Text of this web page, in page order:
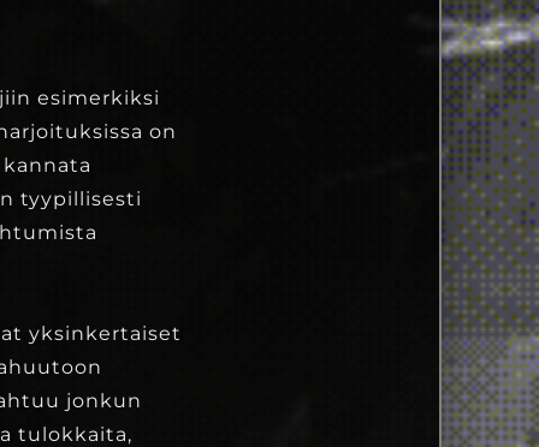
esimerkiksi
on
tyypillisesti
yksinkertaiset
jonkun
tulokkaita,